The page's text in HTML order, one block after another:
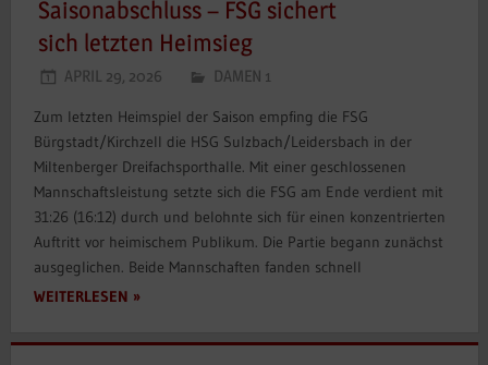
Saisonabschluss – FSG sichert
sich letzten Heimsieg
APRIL 29, 2026 DAMEN 1
Zum letzten Heimspiel der Saison empfing die FSG
Bürgstadt/Kirchzell die HSG Sulzbach/Leidersbach in der
Miltenberger Dreifachsporthalle. Mit einer geschlossenen
Mannschaftsleistung setzte sich die FSG am Ende verdient mit
31:26 (16:12) durch und belohnte sich für einen konzentrierten
Auftritt vor heimischem Publikum. Die Partie begann zunächst
ausgeglichen. Beide Mannschaften fanden schnell
WEITERLESEN